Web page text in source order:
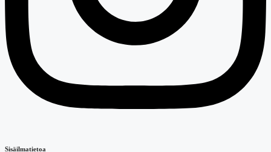
Sisäilmatietoa